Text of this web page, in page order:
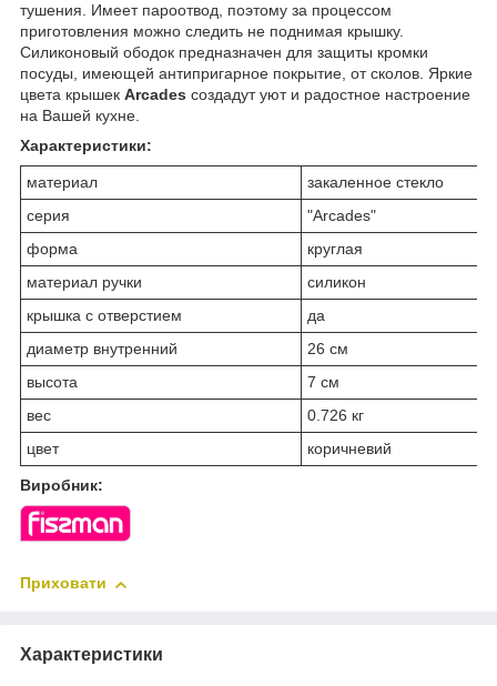
тушения. Имеет пароотвод, поэтому за процессом
приготовления можно следить не поднимая крышку.
Силиконовый ободок предназначен для защиты кромки
посуды, имеющей антипригарное покрытие, от сколов. Яркие
цвета крышек Arcades создадут уют и радостное настроение
на Вашей кухне.
Характеристики:
материал
закаленное стекло
серия
"Arcades"
форма
круглая
материал ручки
силикон
крышка с отверстием
да
диаметр внутренний
26 см
высота
7 см
вес
0.726 кг
цвет
коричневий
Виробник:
Приховати
Характеристики